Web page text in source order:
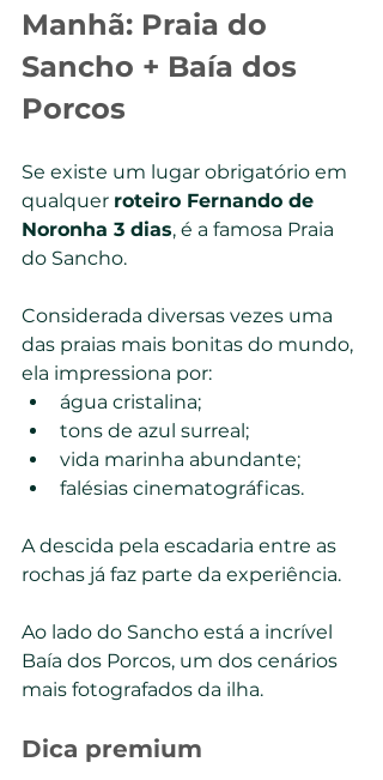
Manhã: Praia do
Sancho + Baía dos
Porcos
Se existe um lugar obrigatório em
qualquer roteiro Fernando de
Noronha 3 dias, é a famosa Praia
do Sancho.
Considerada diversas vezes uma
das praias mais bonitas do mundo,
ela impressiona por:
água cristalina;
tons de azul surreal;
vida marinha abundante;
falésias cinematográficas.
A descida pela escadaria entre as
rochas já faz parte da experiência.
Ao lado do Sancho está a incrível
Baía dos Porcos, um dos cenários
mais fotografados da ilha.
Dica premium